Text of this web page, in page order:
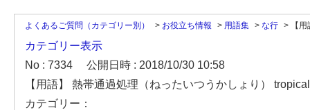
よくあるご質問（カテゴリー別） > お役立ち情報 > 用語集 > な行 > 【
カテゴリー表示
No : 7334
公開日時 : 2018/10/30 10:58
【用語】 熱帯通過処理（ねったいつうかしょり）
カテゴリー：